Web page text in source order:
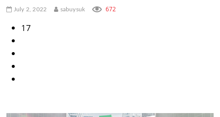
c
o
o
.
m
July 2, 2022 sabuysuk 672
17